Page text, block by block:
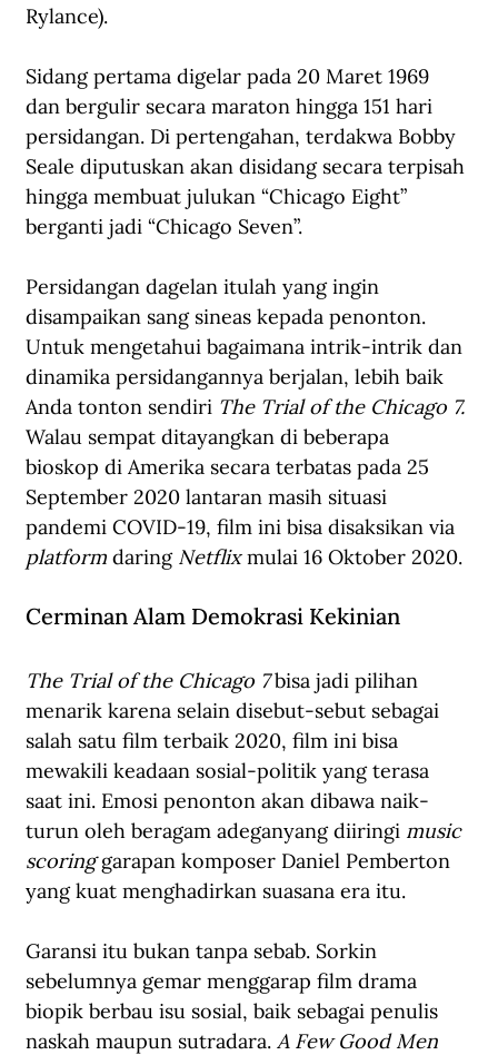
Rylance).
Sidang pertama digelar pada 20 Maret 1969
dan bergulir secara maraton hingga 151 hari
persidangan. Di pertengahan, terdakwa Bobby
Seale diputuskan akan disidang secara terpisah
hingga membuat julukan “Chicago Eight”
berganti jadi “Chicago Seven”.
Persidangan dagelan itulah yang ingin
disampaikan sang sineas kepada penonton.
Untuk mengetahui bagaimana intrik-intrik dan
dinamika persidangannya berjalan, lebih baik
Anda tonton sendiri The Trial of the Chicago 7.
Walau sempat ditayangkan di beberapa
bioskop di Amerika secara terbatas pada 25
September 2020 lantaran masih situasi
pandemi COVID-19, film ini bisa disaksikan via
platform daring Netflix mulai 16 Oktober 2020.
Cerminan Alam Demokrasi Kekinian
The Trial of the Chicago 7 bisa jadi pilihan
menarik karena selain disebut-sebut sebagai
salah satu film terbaik 2020, film ini bisa
mewakili keadaan sosial-politik yang terasa
saat ini. Emosi penonton akan dibawa naik-
turun oleh beragam adeganyang diiringi music
scoring garapan komposer Daniel Pemberton
yang kuat menghadirkan suasana era itu.
Garansi itu bukan tanpa sebab. Sorkin
sebelumnya gemar menggarap film drama
biopik berbau isu sosial, baik sebagai penulis
naskah maupun sutradara. A Few Good Men